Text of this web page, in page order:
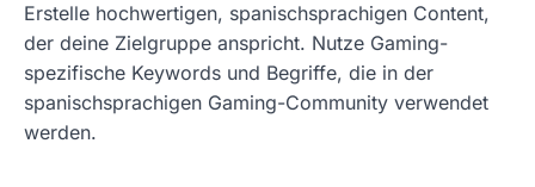
Erstelle hochwertigen, spanischsprachigen Content,
der deine Zielgruppe anspricht. Nutze Gaming-
spezifische Keywords und Begriffe, die in der
spanischsprachigen Gaming-Community verwendet
werden.